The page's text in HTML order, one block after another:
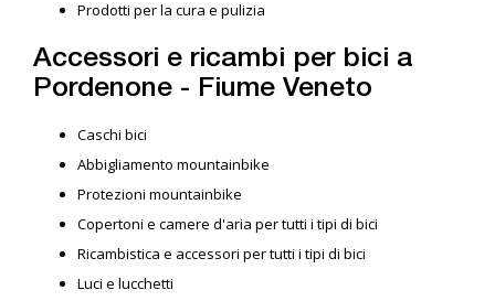
Prodotti per la cura e pulizia
Accessori e ricambi per bici a
Pordenone - Fiume Veneto
Caschi bici
Abbigliamento mountainbike
Protezioni mountainbike
Copertoni e camere d'aria per tutti i tipi di bici
Ricambistica e accessori per tutti i tipi di bici
Luci e lucchetti